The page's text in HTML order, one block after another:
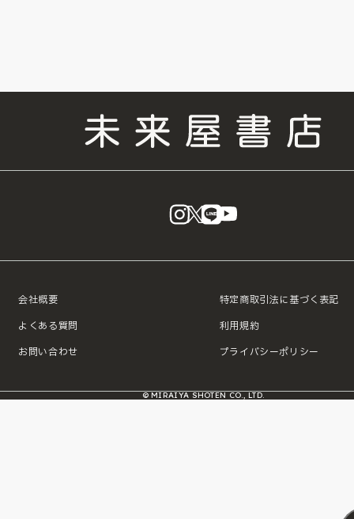
instagram
X LINE
会社概要
よくある質問
お問い合わせ
特定商取引法に基づく表記
利用規約
プライバシーポリシー
© MIRAIYA SHOTEN CO., LTD.